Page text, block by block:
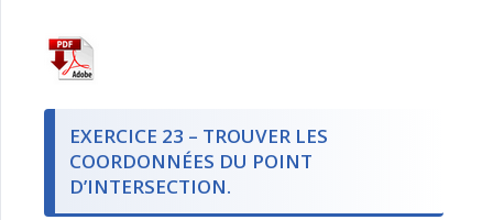
EXERCICE 23 – TROUVER LES
COORDONNÉES DU POINT
D’INTERSECTION.